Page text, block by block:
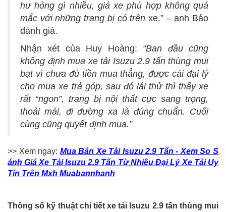
hư hỏng gì nhiều, giá xe phù hợp không quá
mắc với những trang bị có trên xe.” – anh Bảo
đánh giá.
Nhận xét của Huy Hoàng: “Ban đầu cũng
không định mua xe tải Isuzu 2.9 tấn thùng mui
bạt vì chưa đủ tiền mua thẳng, được cái đại lý
cho mua xe trả góp, sau đó lái thử thì thấy xe
rất “ngon”, trang bị nội thất cực sang trọng,
thoải mái, đi đường xa là đúng chuẩn. Cuối
cùng cũng quyết định mua.”
>> Xem ngay: Mua Bán Xe Tải Isuzu 2.9 Tấn - Xem So S
ánh Giá Xe Tải Isuzu 2.9 Tấn Từ Nhiều Đại Lý Xe Tải Uy
Tín Trên Mxh Muabannhanh
Thông số kỹ thuật chi tiết xe tải Isuzu 2.9 tấn thùng mui